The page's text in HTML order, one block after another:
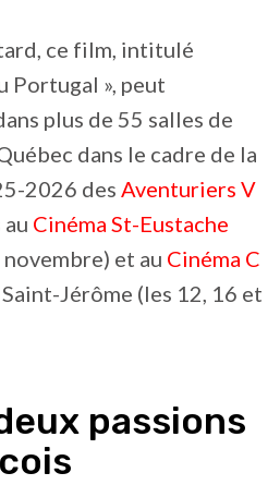
ce film, intitulé
Portugal », peut
plus de 55 salles de
dans le cadre de la
2026 des Aventuriers V
au Cinéma St-Eustache
et au Cinéma C
Saint-Jérôme (les 12, 16 et
passions